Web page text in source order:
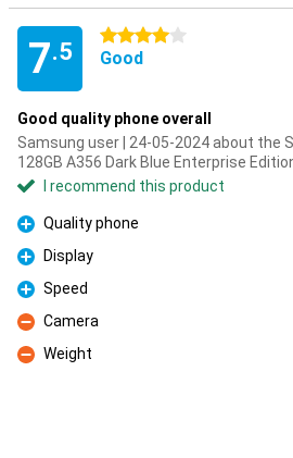
7.5
4 stars
Good
Good quality phone overall
Samsung user | 24-05-2024 about the
128GB A356 Dark Blue Enterprise
I recommend this product
Pro
Quality phone
Pro
Display
Pro
Speed
Con
Camera
Con
Weight